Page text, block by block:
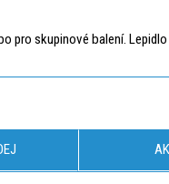
pro skupinové balení.